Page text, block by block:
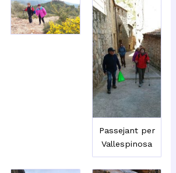
Passejant per
Vallespinosa